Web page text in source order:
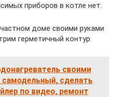
приборов в котле нет.
доме своими руками
герметичный контур:
своими
сделать
по видео, ремонт